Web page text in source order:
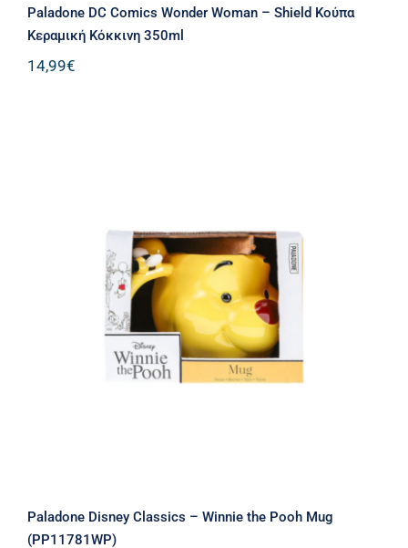
Paladone DC Comics Wonder Woman – Shield Κούπα
Κεραμική Κόκκινη 350ml
14,99€
Paladone Disney Classics – Winnie
the Pooh Mug (PP11781WP)
Paladone Disney Classics – Winnie the Pooh Mug
(PP11781WP)